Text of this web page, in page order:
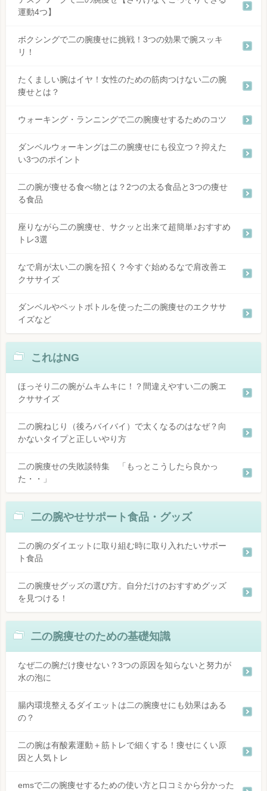
運動4つ】
ボクシングで二の腕痩せに挑戦！3つの効果で腕スッキ
リ！
たくましい腕はイヤ！女性のための筋肉つけない二の腕
痩せとは？
ウォーキング・ランニングで二の腕痩せするためのコツ
ダンベルウォーキングは二の腕痩せにも役立つ？抑えた
い3つのポイント
二の腕が痩せる食べ物とは？2つの太る食品と3つの痩せ
る食品
座りながら二の腕痩せ、サクッと出来て超簡単♪おすすめ
トレ3選
なで肩が太い二の腕を招く？今すぐ始めるなで肩改善エ
クササイズ
ダンベルやペットボトルを使った二の腕痩せのエクササ
イズなど
これはNG
ほっそり二の腕がムキムキに！？間違えやすい二の腕エ
クササイズ
二の腕ねじり（後ろバイバイ）で太くなるのはなぜ？向
かないタイプと正しいやり方
二の腕痩せの失敗談特集 「もっとこうしたら良かっ
た・・」
二の腕やせサポート食品・グッズ
二の腕のダイエットに取り組む時に取り入れたいサポー
ト食品
二の腕痩せグッズの選び方。自分だけのおすすめグッズ
を見つける！
二の腕痩せのための基礎知識
なぜ二の腕だけ痩せない？3つの原因を知らないと努力が
水の泡に
腸内環境整えるダイエットは二の腕痩せにも効果はある
の？
二の腕は有酸素運動＋筋トレで細くする！痩せにくい原
因と人気トレ
emsで二の腕痩せするための使い方と口コミから分かった